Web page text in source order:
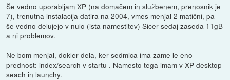
Še vedno uporabljam XP (na domačem in službenem, prenosnik je
7), trenutna instalacija datira na 2004, vmes menjal 2 matični, pa
še vedno delujejo v nulo (ista namestitev) Sicer sedaj zaseda 11gB
a ni problemov.
Ne bom menjal, dokler dela, ker sedmica ima zame le eno
prednost: index/search v startu . Namesto tega imam v XP desktop
seach in launchy.